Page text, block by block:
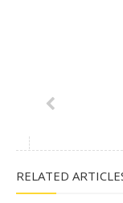
RELATED